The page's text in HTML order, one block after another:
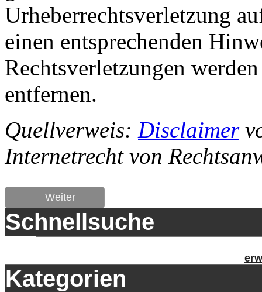
Urheberrechtsverletzung
einen entsprechenden
Rechtsverletzungen
entfernen.
Quellverweis: Disclaimer
Internetrecht von
Weiter
Schnellsuche
Kategorien